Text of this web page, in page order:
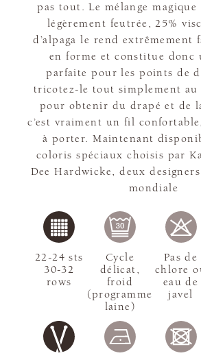
pas tout. Le mélange magique
légèrement feutrée, 25%
d’alpaga le rend extrêmement
en forme et constitue donc
parfaite pour les points de
tricotez-le tout simplement au
pour obtenir du drapé et de
c’est vraiment un fil
à porter. Maintenant
coloris spéciaux choisis par
Dee Hardwicke, deux
mondiale
22-24 sts
30-32
rows
Cycle
délicat,
froid
(programme
laine)
Pas de
chlore
eau de
javel